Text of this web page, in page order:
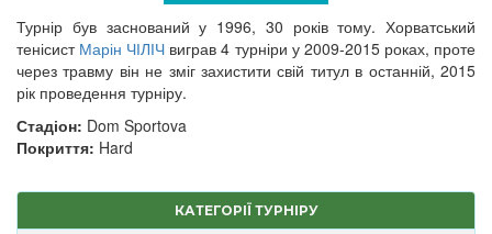
Турнір був заснований у 1996, 30 років тому. Хорватський
тенісист Марін ЧІЛІЧ виграв 4 турніри у 2009-2015 роках, проте
через травму він не зміг захистити свій титул в останній, 2015
рік проведення турніру.
Стадіон: Dom Sportova
Покриття: Hard
КАТЕГОРІЇ ТУРНІРУ